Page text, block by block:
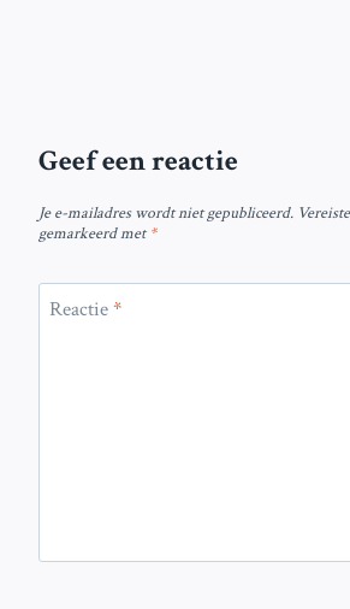
Geef een reactie
Je e-mailadres wordt niet gepubliceerd.
gemarkeerd met*
Reactie*